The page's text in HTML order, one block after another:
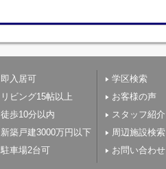
即入居可
リビング15帖以上
徒歩10分以内
新築戸建3000万円以下
駐車場2台可
学区検索
お客様の声
スタッフ紹介
周辺施設検索
お問い合わせ